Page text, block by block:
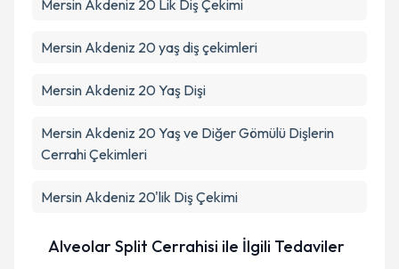
Mersin Akdeniz 20 Lik Diş Çekimi
Mersin Akdeniz 20 yaş diş çekimleri
Mersin Akdeniz 20 Yaş Dişi
Mersin Akdeniz 20 Yaş ve Diğer Gömülü Dişlerin
Cerrahi Çekimleri
Mersin Akdeniz 20'lik Diş Çekimi
Alveolar Split Cerrahisi ile İlgili Tedaviler